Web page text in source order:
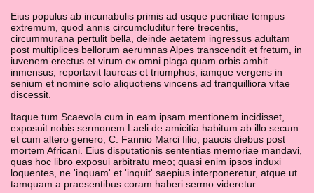
Eius populus ab incunabulis primis ad usque pueritiae tempus
extremum, quod annis circumcluditur fere trecentis,
circummurana pertulit bella, deinde aetatem ingressus adultam
post multiplices bellorum aerumnas Alpes transcendit et fretum, in
iuvenem erectus et virum ex omni plaga quam orbis ambit
inmensus, reportavit laureas et triumphos, iamque vergens in
senium et nomine solo aliquotiens vincens ad tranquilliora vitae
discessit.
Itaque tum Scaevola cum in eam ipsam mentionem incidisset,
exposuit nobis sermonem Laeli de amicitia habitum ab illo secum
et cum altero genero, C. Fannio Marci filio, paucis diebus post
mortem Africani. Eius disputationis sententias memoriae mandavi,
quas hoc libro exposui arbitratu meo; quasi enim ipsos induxi
loquentes, ne 'inquam' et 'inquit' saepius interponeretur, atque ut
tamquam a praesentibus coram haberi sermo videretur.